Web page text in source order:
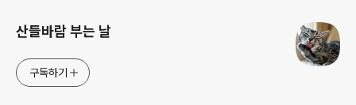
산들바람 부는 날
구독하기